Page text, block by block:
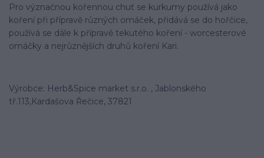
Pro význačnou kořennou chuť se kurkumy používá jako
koření při přípravě různých omáček, přidává se do hořčice,
používá se dále k přípravě tekutého koření - worcesterové
omáčky a nejrůznějších druhů koření Kari.
Výrobce: Herb&Spice market s.r.o. , Jablonského
tř.113,Kardašova Řečice, 37821